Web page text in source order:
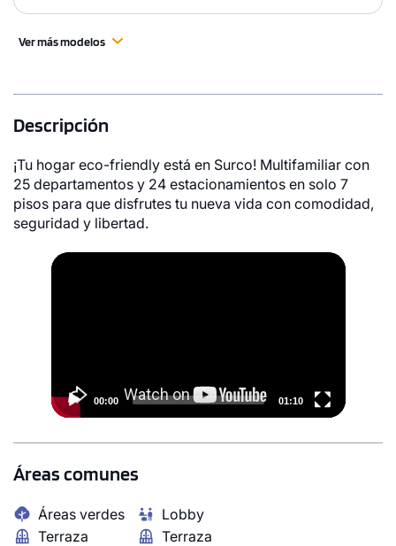
Ver más modelos
78.96 m² Piso
2 dorms. 2 baños
81.70 m² Piso 6
3 dorms. 2 baños
Descripción
¡Tu hogar eco-friendly está en Surco! Multifamiliar con
25 departamentos y 24 estacionamientos en solo 7
pisos para que disfrutes tu nueva vida con comodidad,
seguridad y libertad.
Video
00:00 01:10
Áreas comunes
Áreas verdes
Lobby
Terraza
Terraza